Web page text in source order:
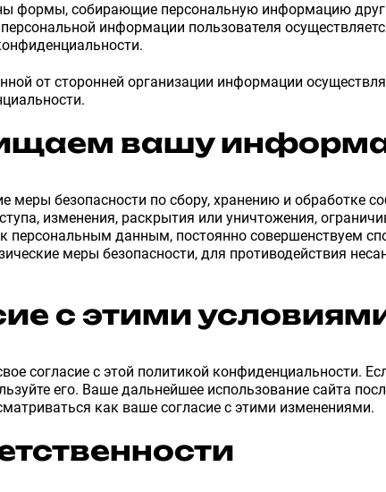
формы, собирающие персональную информацию
информации пользователя
от сторонней организации информации
вашу
меры безопасности по сбору, хранению и обработке
изменения, раскрытия или уничтожения,
персональным данным, постоянно совершенствуем
меры безопасности, для противодействия
с этими
согласие с этой политикой конфиденциальности.
его. Ваше дальнейшее использование сайта
как ваше согласие с этими изменениями.